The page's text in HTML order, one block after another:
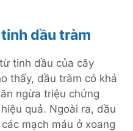
dầu tràm
tinh dầu của cây
thấy, dầu tràm có khả
ngừa triệu chứng
quả. Ngoài ra, dầu
mạch máu ở xoang